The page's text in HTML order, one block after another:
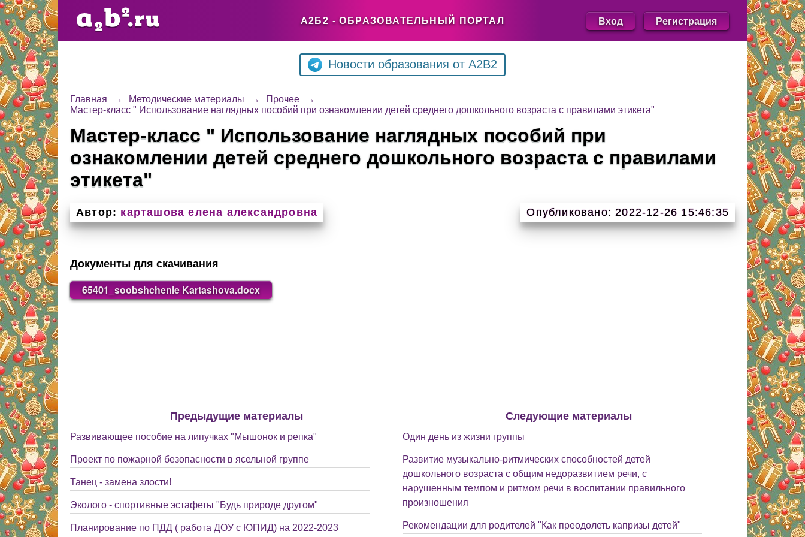
А2Б2 - ОБРАЗОВАТЕЛЬНЫЙ ПОРТАЛ Вход Регистрация
Новости образования от A2B2
Главная → Методические материалы → Прочее
→
Мастер-класс " Использование наглядных пособий при ознакомлении детей среднего дошкольного возраста с правилами этикета"
Мастер-класс " Использование наглядных пособий при
ознакомлении детей среднего дошкольного возраста с правилами
этикета"
Автор: карташова елена александровна Опубликовано: 2022-12-26 15:46:35
Документы для скачивания
65401_soobshchenie Kartashova.docx
Предыдущие материалы
Развивающее пособие на липучках "Мышонок и репка"
Проект по пожарной безопасности в ясельной группе
Танец - замена злости!
Эколого - спортивные эстафеты "Будь природе другом"
Планирование по ПДД ( работа ДОУ с ЮПИД) на 2022-2023
Следующие материалы
Один день из жизни группы
Развитие музыкально-ритмических способностей детей
дошкольного возраста с общим недоразвитием речи, с
нарушенным темпом и ритмом речи в воспитании правильного
произношения
Рекомендации для родителей "Как преодолеть капризы детей"